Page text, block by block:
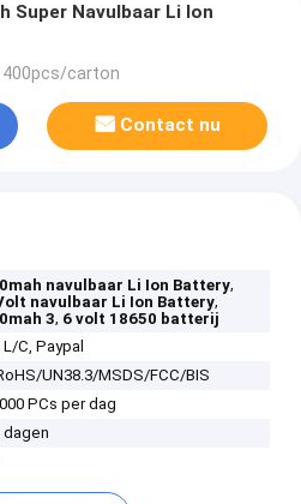
Super Navulbaar Li Ion
400pcs/carton
Contact nu
navulbaar Li Ion Battery,
navulbaar Li Ion Battery,
3, 6 volt 18650 batterij
C, Paypal
UN38.3/MSDS/FCC/BIS
PCs per dag
dagen